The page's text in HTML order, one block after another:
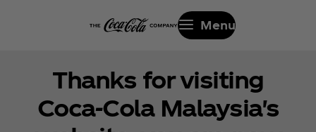
Menu
Thanks for visiting
Coca‑Cola Malaysia's